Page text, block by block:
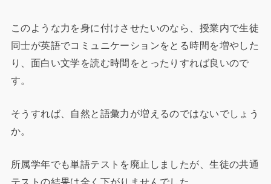
このような力を身に付けさせたいのなら、授業内で生徒
同士が英語でコミュニケーションをとる時間を増やした
り、面白い文学を読む時間をとったりすれば良いので
す。
そうすれば、自然と語彙力が増えるのではないでしょう
か。
所属学年でも単語テストを廃止しましたが、生徒の共通
テストの結果は全く下がりませんでした。